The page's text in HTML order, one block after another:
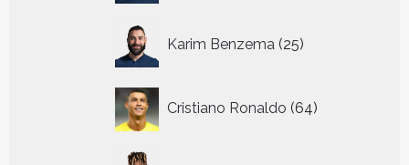
Karim Benzema 25
producten
Cristiano Ronaldo 64
producten